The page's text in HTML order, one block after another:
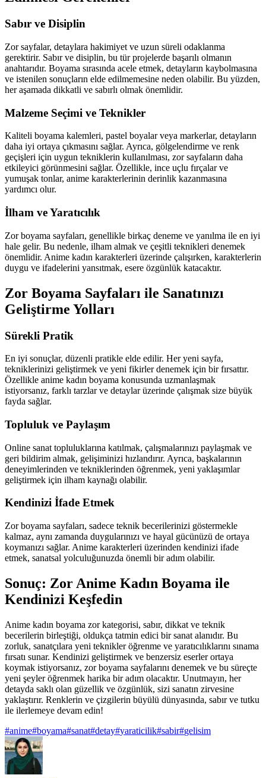
Sabır ve Disiplin
Zor sayfalar, detaylara hakimiyet ve uzun süreli odaklanma
gerektirir. Sabır ve disiplin, bu tür projelerde başarılı olmanın
anahtarıdır. Boyama sırasında acele etmek, detayların kaybolmasına
ve istenilen sonuçların elde edilmemesine neden olabilir. Bu yüzden,
her aşamada dikkatli ve sabırlı olmak önemlidir.
Malzeme Seçimi ve Teknikler
Kaliteli boyama kalemleri, pastel boyalar veya markerlar, detayların
daha iyi ortaya çıkmasını sağlar. Ayrıca, gölgelendirme ve renk
geçişleri için uygun tekniklerin kullanılması, zor sayfaların daha
etkileyici görünmesini sağlar. Özellikle, ince uçlu fırçalar ve
yumuşak tonlar, anime karakterlerinin derinlik kazanmasına
yardımcı olur.
İlham ve Yaratıcılık
Zor boyama sayfaları, genellikle birkaç deneme ve yanılma ile en iyi
hale gelir. Bu nedenle, ilham almak ve çeşitli teknikleri denemek
önemlidir. Anime kadın karakterleri üzerinde çalışırken, karakterlerin
duygu ve ifadelerini yansıtmak, esere özgünlük katacaktır.
Zor Boyama Sayfaları ile Sanatınızı
Geliştirme Yolları
Sürekli Pratik
En iyi sonuçlar, düzenli pratikle elde edilir. Her yeni sayfa,
tekniklerinizi geliştirmek ve yeni fikirler denemek için bir fırsattır.
Özellikle anime kadın boyama konusunda uzmanlaşmak
istiyorsanız, farklı tarzlar ve detaylar üzerinde çalışmak size büyük
fayda sağlar.
Topluluk ve Paylaşım
Online sanat topluluklarına katılmak, çalışmalarınızı paylaşmak ve
geri bildirim almak, gelişiminizi hızlandırır. Ayrıca, başkalarının
deneyimlerinden ve tekniklerinden öğrenmek, yeni yaklaşımlar
geliştirmek için ilham kaynağı olabilir.
Kendinizi İfade Etmek
Zor boyama sayfaları, sadece teknik becerilerinizi göstermekle
kalmaz, aynı zamanda duygularınızı ve hayal gücünüzü de ortaya
koymanızı sağlar. Anime karakterleri üzerinden kendinizi ifade
etmek, sanatsal yolculuğunuzda önemli bir adım olabilir.
Sonuç: Zor Anime Kadın Boyama ile
Kendinizi Keşfedin
Anime kadın boyama zor kategorisi, sabır, dikkat ve teknik
becerilerin birleştiği, oldukça tatmin edici bir sanat alanıdır. Bu
zorluk, sanatçılara yeni teknikler öğrenme ve yaratıcılıklarını sınama
fırsatı sunar. Kendinizi geliştirmek ve benzersiz eserler ortaya
koymak istiyorsanız, zor boyama sayfalarını denemek ve bu süreçte
yeni şeyler öğrenmek harika bir adım olacaktır. Unutmayın, her
detayda saklı olan güzellik ve özgünlük, sizi sanatın zirvesine
yaklaştırır. Renklerin ve çizgilerin büyülü dünyasında, sabır ve tutku
ile ilerlemeye devam edin!
#anime#boyama#sanat#detay#yaraticilik#sabir#gelisim